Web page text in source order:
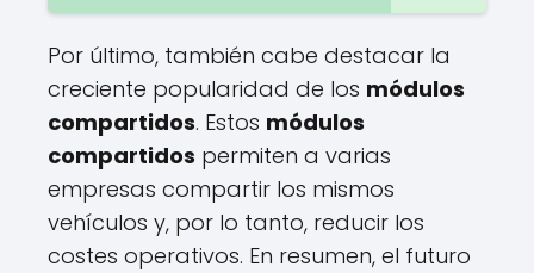
Por último, también cabe destacar la
creciente popularidad de los módulos
compartidos. Estos módulos
compartidos permiten a varias
empresas compartir los mismos
vehículos y, por lo tanto, reducir los
costes operativos. En resumen, el futuro